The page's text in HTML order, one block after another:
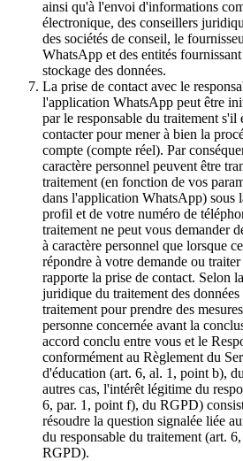
ainsi qu'à l'envoi d'informations
électronique, des conseillers
des sociétés de conseil, le
WhatsApp et des entités
stockage des données.
La prise de contact avec le
l'application WhatsApp peut être
par le responsable du traitement s'il
contacter pour mener à bien la
compte (compte réel). Par
caractère personnel peuvent être
traitement (en fonction de vos
dans l'application WhatsApp) sous
profil et de votre numéro de
traitement ne peut vous demander
à caractère personnel que lorsque
répondre à votre demande ou
rapporte la prise de contact. Selon
juridique du traitement des données
traitement pour prendre des
personne concernée avant la
accord conclu entre vous et le
conformément au Règlement du
d'éducation (art. 6, al. 1, point b),
autres cas, l'intérêt légitime du
6, par. 1, point f), du RGPD)
résoudre la question signalée liée
du responsable du traitement (art.
RGPD).